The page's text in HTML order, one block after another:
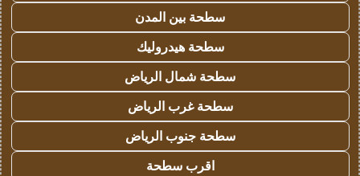
سطحة بين المدن
سطحة هيدروليك
سطحة شمال الرياض
سطحة غرب الرياض
سطحة جنوب الرياض
اقرب سطحة